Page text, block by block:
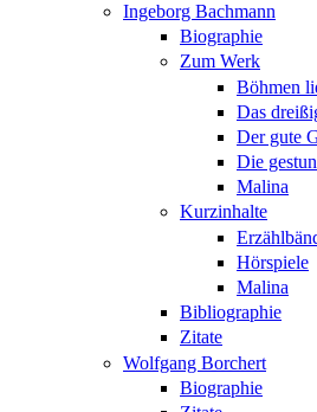
Ingeborg Bachmann
Biographie
Zum Werk
Böhmen
Das
Der gute
Die
Malina
Kurzinhalte
Hörspiele
Malina
Bibliographie
Zitate
Wolfgang Borchert
Biographie